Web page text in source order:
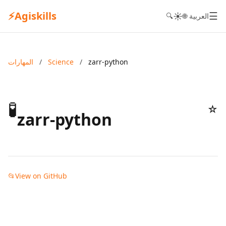
⚡Agiskills 🔍☀️ 🌐 العربية☰
المهارات / Science / zarr-python
🧪zarr-python ☆
📂View on GitHub